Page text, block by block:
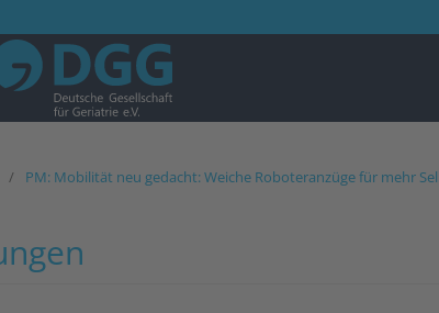
PM: Mobilität neu gedacht: Weiche Roboteranzüge für mehr